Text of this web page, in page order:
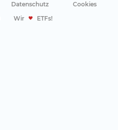
Datenschutz
Cookies
Wir ETFs!